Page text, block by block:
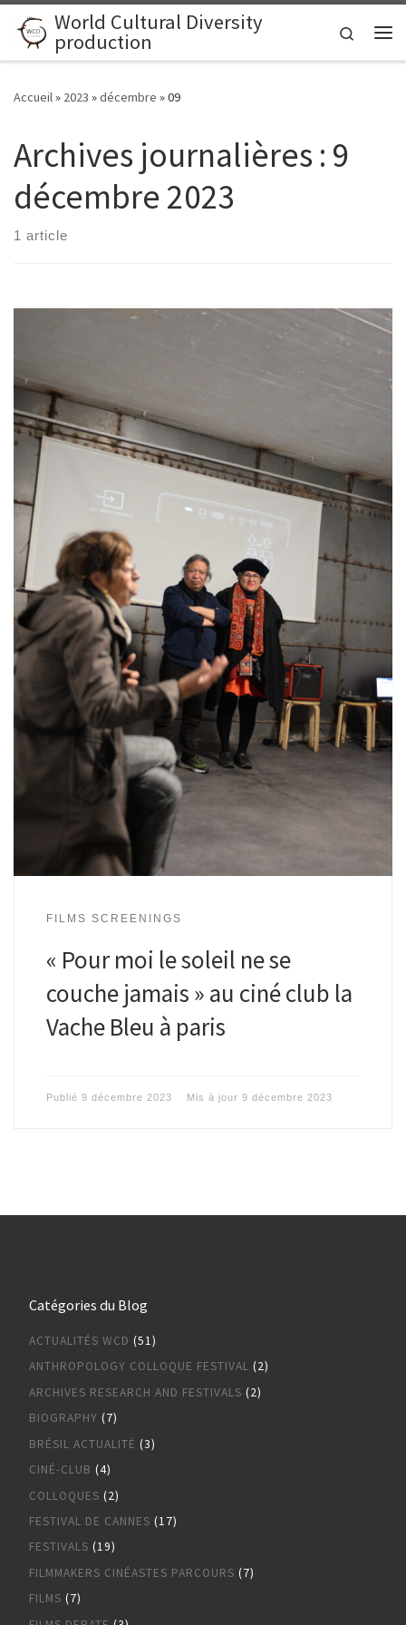
Skip to content
World Cultural Diversity
production
Search
Accueil» 2023 »décembre »09
Archives journalières : 9
décembre 2023
1 article
FILMS SCREENINGS
« Pour moi le soleil ne se
couche jamais » au ciné club la
Vache Bleu à paris
Publié 9 décembre 2023 Mis à jour 9 décembre 2023
Catégories du Blog
ACTUALITÉS WCD (51)
ANTHROPOLOGY COLLOQUE FESTIVAL (2)
ARCHIVES RESEARCH AND FESTIVALS (2)
BIOGRAPHY (7)
BRÉSIL ACTUALITÉ (3)
CINÉ-CLUB (4)
COLLOQUES (2)
FESTIVAL DE CANNES (17)
FESTIVALS (19)
FILMMAKERS CINÉASTES PARCOURS (7)
FILMS (7)